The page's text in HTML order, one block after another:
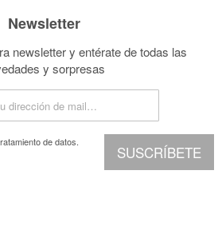
Newsletter
newsletter y entérate de todas las
y sorpresas
SUSCRÍBETE
de datos.